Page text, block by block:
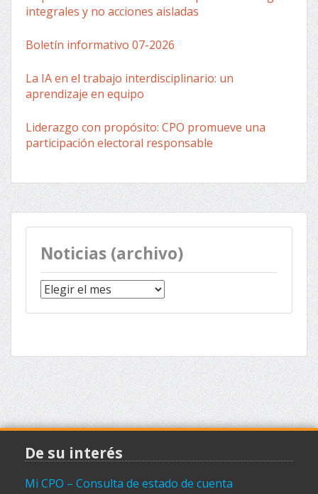
integrales y no acciones aisladas
Boletín informativo 07-2026
La IA en el trabajo interdisciplinario: un
aprendizaje en equipo
Liderazgo con propósito: CPO promueve una
participación electoral responsable
Noticias (archivo)
Noticias
(archivo)
De su interés
Mi CPO – Consulta de estado de cuenta